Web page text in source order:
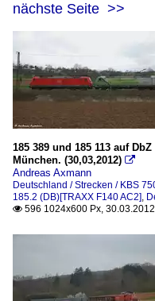
nächste Seite >>
185 389 und 185 113 auf
München. (30,03,2012) 
Andreas Axmann
Deutschland / Strecken / KBS
185.2 (DB)[TRAXX F140 AC2],
 596 1024x600 Px, 30.03.2012